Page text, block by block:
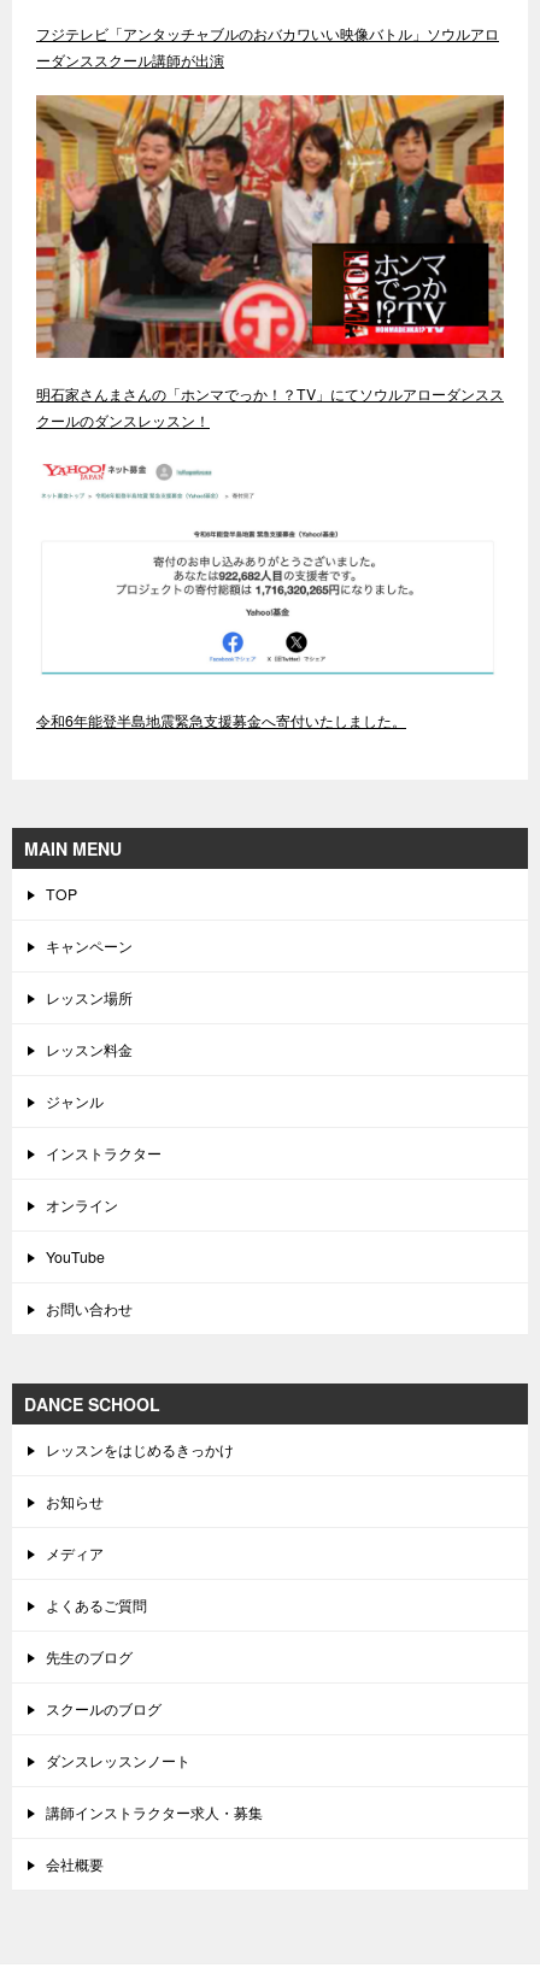
フジテレビ「アンタッチャブルのおバカワいい映像バトル」ソウルアロ
ーダンススクール講師が出演
明石家さんまさんの「ホンマでっか！？TV」にてソウルアローダンスス
クールのダンスレッスン！
令和6年能登半島地震緊急支援募金へ寄付いたしました。
MAIN MENU
TOP
キャンペーン
レッスン場所
レッスン料金
ジャンル
インストラクター
オンライン
YouTube
お問い合わせ
DANCE SCHOOL
レッスンをはじめるきっかけ
お知らせ
メディア
よくあるご質問
先生のブログ
スクールのブログ
ダンスレッスンノート
講師インストラクター求人・募集
会社概要